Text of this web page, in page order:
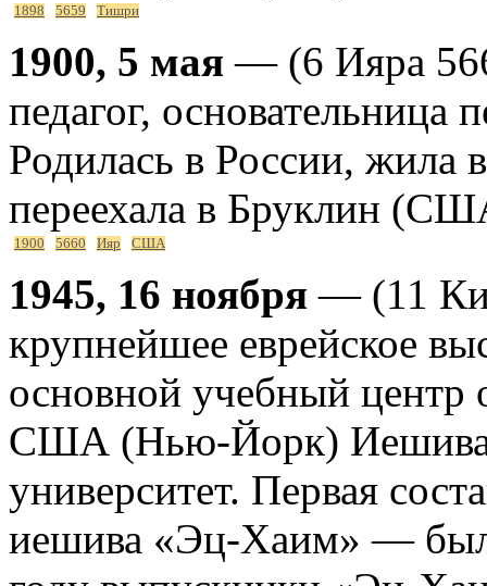
1898 5659 Тишри
1900, 5 мая — (6 Ияра
педагог, основательница
Родилась в России, жила
переехала в Бруклин
1900 5660 Ияр США
1945, 16 ноября — (11
крупнейшее еврейское
основной учебный центр
США (Нью-Йорк)
университет. Первая
иешива «Эц-Хаим» —